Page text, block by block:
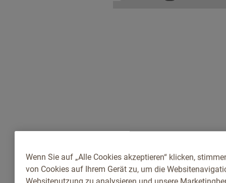
Wenn Sie auf „Alle Cookies akzeptieren“ klicken,
von Cookies auf Ihrem Gerät zu, um die